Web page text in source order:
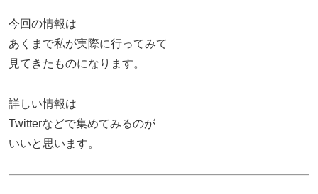
今回の情報は
あくまで私が実際に行ってみて
見てきたものになります。
詳しい情報は
Twitterなどで集めてみるのが
いいと思います。